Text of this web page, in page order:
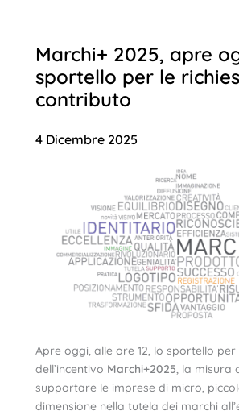
Marchi+ 2025, apre
sportello per le
contributo
4 Dicembre 2025
Apre oggi, alle ore 12, lo sportello per
dell’incentivo Marchi+2025, la misura
supportare le imprese di micro,
dimensione nella tutela dei marchi